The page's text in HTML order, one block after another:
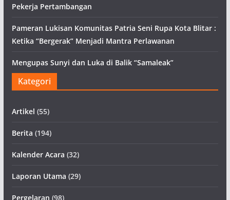
Pekerja Pertambangan
Pameran Lukisan Komunitas Patria Seni Rupa Kota Blitar :
Ketika “Bergerak” Menjadi Mantra Perlawanan
Mengupas Sunyi dan Luka di Balik “Samaleak”
Kategori
Artikel (55)
Berita (194)
Kalender Acara (32)
Laporan Utama (29)
Pergelaran (98)